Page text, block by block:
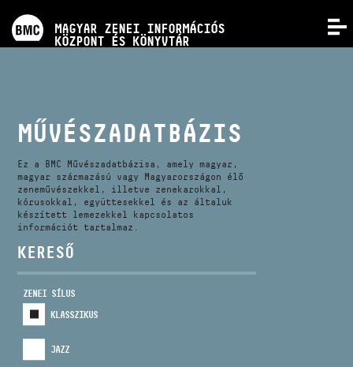
MAGYAR ZENEI INFORMÁCIÓS
KÖZPONT ÉS KÖNYVTÁR
KÉPZÉSEK
KIADVÁNYOK
RÓLUNK
KAPCSOLAT
VIDEÓ GALÉRIA
MŰVÉSZADATBÁZIS
Ez a BMC Művészadatbázisa, amely magyar,
magyar származású vagy Magyarországon élő
zeneművészekkel, illetve zenekarokkal,
kórusokkal, együttesekkel és az általuk
készített lemezekkel kapcsolatos
információt tartalmaz.
KERESŐ
ZENEI SÍLUS
KLASSZIKUS
JAZZ